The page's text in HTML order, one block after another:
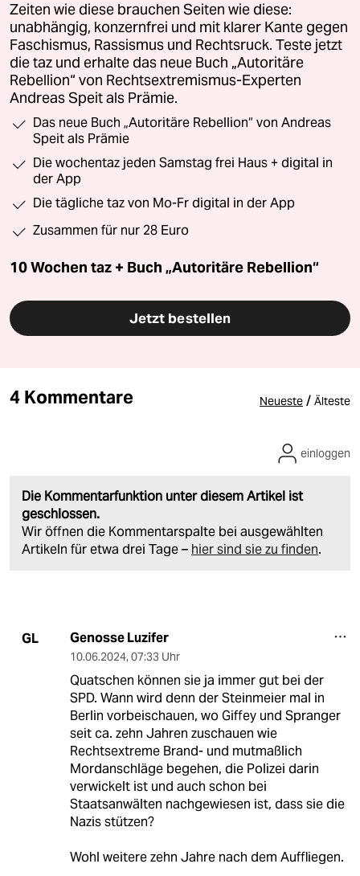
Zeiten wie diese brauchen Seiten wie diese:
unabhängig, konzernfrei und mit klarer Kante gegen
Faschismus, Rassismus und Rechtsruck. Teste jetzt
die taz und erhalte das neue Buch „Autoritäre
Rebellion“ von Rechtsextremismus-Experten
Andreas Speit als Prämie.
Das neue Buch „Autoritäre Rebellion“ von Andreas
Speit als Prämie
Die wochentaz jeden Samstag frei Haus + digital in
der App
Die tägliche taz von Mo-Fr digital in der App
Zusammen für nur 28 Euro
10 Wochen taz + Buch „Autoritäre Rebellion“
Jetzt bestellen
4 Kommentare Neueste / Älteste
Die Kommentarfunktion unter diesem Artikel ist
geschlossen.
Wir öffnen die Kommentarspalte bei ausgewählten
Artikeln für etwa drei Tage – hier sind sie zu finden.
einloggen
GL Genosse Luzifer
10.06.2024, 07:33 Uhr
Quatschen können sie ja immer gut bei der
SPD. Wann wird denn der Steinmeier mal in
Berlin vorbeischauen, wo Giffey und Spranger
seit ca. zehn Jahren zuschauen wie
Rechtsextreme Brand- und mutmaßlich
Mordanschläge begehen, die Polizei darin
verwickelt ist und auch schon bei
Staatsanwälten nachgewiesen ist, dass sie die
Nazis stützen?
Wohl weitere zehn Jahre nach dem Auffliegen.